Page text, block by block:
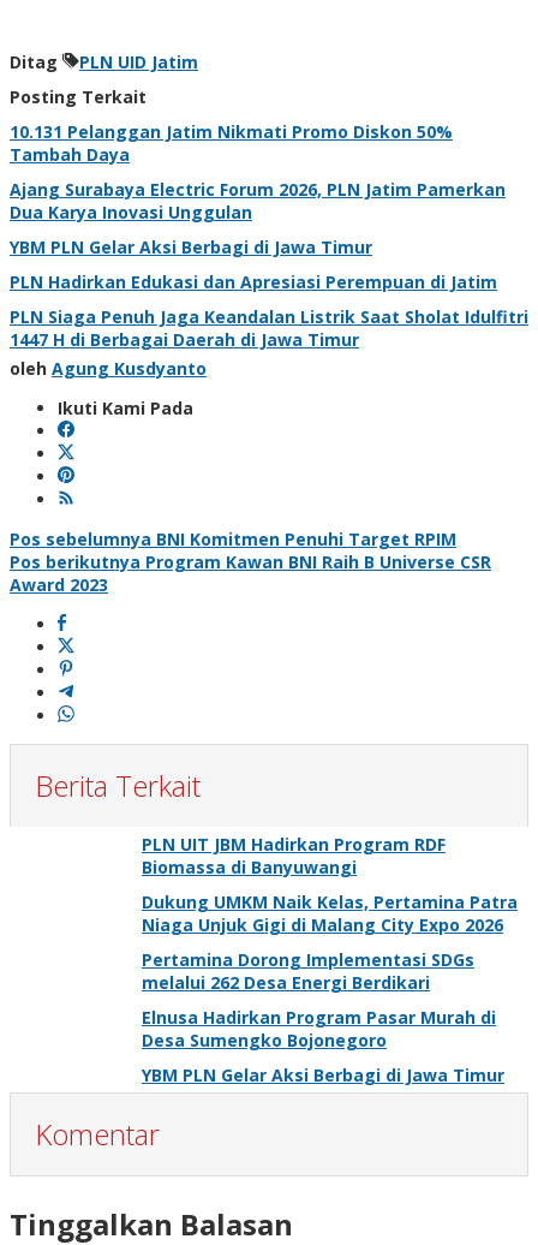
Ditag
PLN UID Jatim
Posting Terkait
10.131 Pelanggan Jatim Nikmati Promo Diskon 50%
Tambah Daya
Ajang Surabaya Electric Forum 2026, PLN Jatim Pamerkan
Dua Karya Inovasi Unggulan
YBM PLN Gelar Aksi Berbagi di Jawa Timur
PLN Hadirkan Edukasi dan Apresiasi Perempuan di Jatim
PLN Siaga Penuh Jaga Keandalan Listrik Saat Sholat Idulfitri
1447 H di Berbagai Daerah di Jawa Timur
oleh Agung Kusdyanto
Ikuti Kami Pada
Navigasi
pos
Pos sebelumnya BNI Komitmen Penuhi Target RPIM
Pos berikutnya Program Kawan BNI Raih B Universe CSR
Award 2023
Berita Terkait
PLN UIT JBM Hadirkan Program RDF
Biomassa di Banyuwangi
Dukung UMKM Naik Kelas, Pertamina Patra
Niaga Unjuk Gigi di Malang City Expo 2026
Pertamina Dorong Implementasi SDGs
melalui 262 Desa Energi Berdikari
Elnusa Hadirkan Program Pasar Murah di
Desa Sumengko Bojonegoro
YBM PLN Gelar Aksi Berbagi di Jawa Timur
Komentar
Tinggalkan Balasan